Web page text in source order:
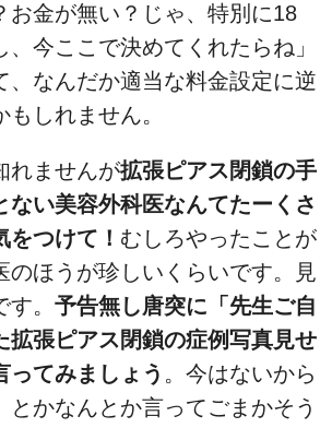
お金が無い？じゃ、特別に18
今ここで決めてくれたらね」
、なんだか適当な料金設定に逆
しれません。
れませんが拡張ピアス閉鎖の手
ない美容外科医なんてたーくさ
をつけて！ むしろやったことが
のほうが珍しいくらいです。見
。 予告無し唐突に「先生ご自
拡張ピアス閉鎖の症例写真見せ
ってみましょう 。今はないから
とかなんとか言ってごまかそう